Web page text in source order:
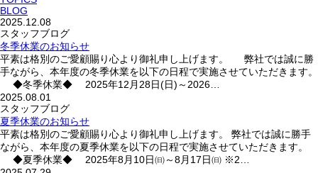
BLOG
2025.12.08
スタッフブログ
冬季休業のお知らせ
平素は格別のご愛顧賜り心より御礼申し上げます。 弊社では誠に勝
手ながら、本年度の冬季休業を以下の日程で実施させていただきます。
◆冬季休業◆ 2025年12月28日(日)～2026…
2025.08.01
スタッフブログ
夏季休業のお知らせ
平素は格別のご愛顧賜り心より御礼申し上げます。 弊社では誠に勝手
ながら、本年度の夏季休業を以下の日程で実施させていただきます。
◆夏季休業◆ 2025年8月10日㈰～8月17日㈰ ※2…